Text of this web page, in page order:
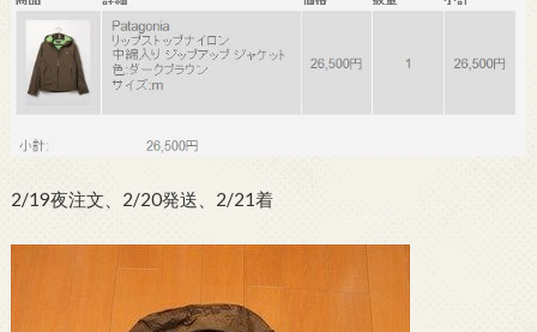
2/19夜注文、2/20発送、2/21着